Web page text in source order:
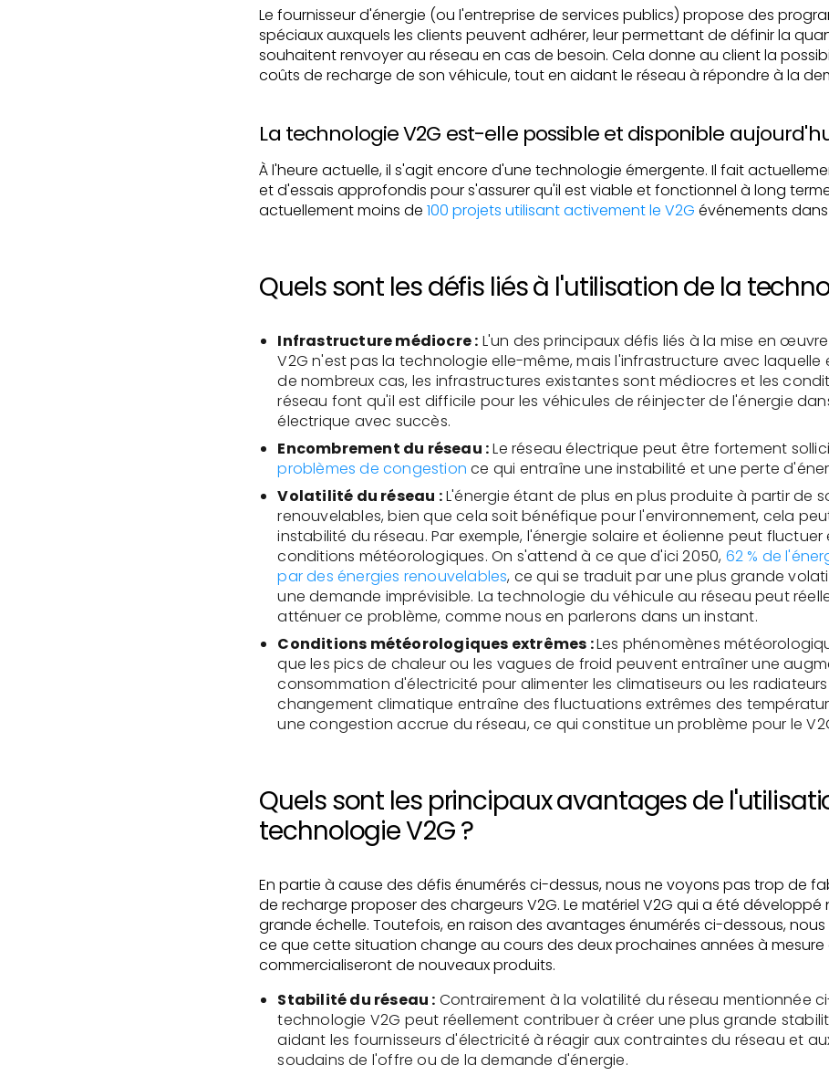
Le fournisseur d'énergie (ou l'entreprise de services publics) propose des
spéciaux auxquels les clients peuvent adhérer, leur permettant de définir la
souhaitent renvoyer au réseau en cas de besoin. Cela donne au client la
coûts de recharge de son véhicule, tout en aidant le réseau à répondre à la
La technologie V2G est-elle possible et disponible
À l'heure actuelle, il s'agit encore d'une technologie émergente. Il fait
et d'essais approfondis pour s'assurer qu'il est viable et fonctionnel à long
actuellement moins de 100 projets utilisant activement le V2G événements
Quels sont les défis liés à l'utilisation de la
Infrastructure médiocre : L'un des principaux défis liés à la mise en
V2G n'est pas la technologie elle-même, mais l'infrastructure avec laquelle
de nombreux cas, les infrastructures existantes sont médiocres et les
réseau font qu'il est difficile pour les véhicules de réinjecter de l'énergie
électrique avec succès.
Encombrement du réseau :Le réseau électrique peut être fortement
problèmes de congestion ce qui entraîne une instabilité et une perte
Volatilité du réseau :L'énergie étant de plus en plus produite à partir de
renouvelables, bien que cela soit bénéfique pour l'environnement, cela
instabilité du réseau. Par exemple, l'énergie solaire et éolienne peut
conditions météorologiques. On s'attend à ce que d'ici 2050, 62 % de
par des énergies renouvelables, ce qui se traduit par une plus grande
une demande imprévisible. La technologie du véhicule au réseau peut
atténuer ce problème, comme nous en parlerons dans un instant.
Conditions météorologiques extrêmes :Les phénomènes
que les pics de chaleur ou les vagues de froid peuvent entraîner une
consommation d'électricité pour alimenter les climatiseurs ou les radiateurs
changement climatique entraîne des fluctuations extrêmes des
une congestion accrue du réseau, ce qui constitue un problème pour le
Quels sont les principaux avantages de
technologie V2G ?
En partie à cause des défis énumérés ci-dessus, nous ne voyons pas trop de
de recharge proposer des chargeurs V2G. Le matériel V2G qui a été développé
grande échelle. Toutefois, en raison des avantages énumérés ci-dessous,
ce que cette situation change au cours des deux prochaines années à
commercialiseront de nouveaux produits.
Stabilité du réseau : Contrairement à la volatilité du réseau mentionnée
technologie V2G peut réellement contribuer à créer une plus grande
aidant les fournisseurs d'électricité à réagir aux contraintes du réseau et
soudains de l'offre ou de la demande d'énergie.